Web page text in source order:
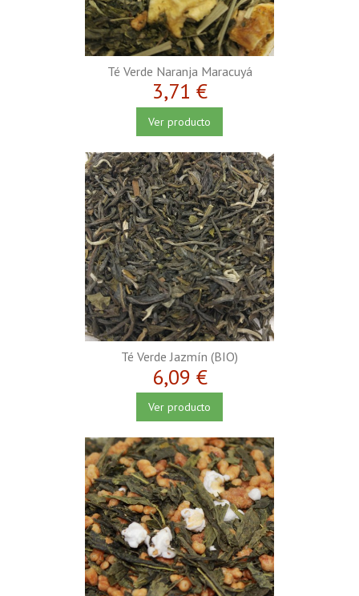
Té Verde Naranja Maracuyá
3,71 €
Ver producto
Té Verde Jazmín (BIO)
6,09 €
Ver producto